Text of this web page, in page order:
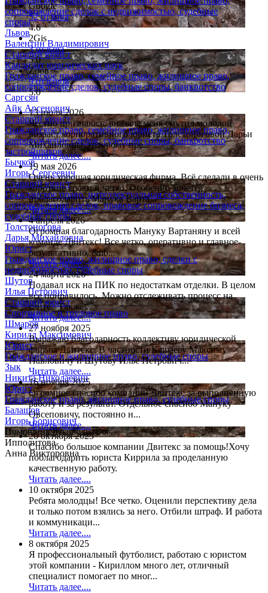
сопровождение сделок с недвижимостью, судебные
споры
Львов
Валентин Владимирович
Старший юрист
Кандидат юридических наук
Гражданское право, семейное право, жилищное право,
сопровождение сделок, судебные споры, банкротство
Саргсян
Айк Арсенович
Старший юрист
Гражданское право, семейное право, жилищное право,
сопровождение сделок, судебные споры, банкротство
застройщиков
Бычков
Игорь Сергеевич
Старший юрист
Гражданское право, интеллектуальная собственность,
сопровождение сделок, правовое сопровождение бизнеса,
судебные споры
Толстоногова
Дарья Михайловна
Юрист
Гражданское право, жилищное право, сделки с
недвижимостью, судебные споры
Шутов
Илья Петрович
Старший юрист
Спортивное и трудовое право
Шмаров
Кирилл Максимович
Юрист
Гражданское и жилищное право, судебные споры
Зык
Никита Николаевич
Юрист
Гражданское право, жилищное право, судебные споры
Балашов
Игорь Борисович
Помощник руководителя
Ипполитова
Анна Викторовна
Google
52 отзыва
4.6
2Gis
3 отзыва
5.0
Zoon
9 отзывов
5.0
13 июля 2026
Честно признаюсь, вначале меня смутил молодой
возраст корпоративного юриста Толстоноговой Дарьи
Михайловны, которому пре...
Читать далее....
19 мая 2026
Очень хорошая юридическая фирма. Всё сделали в очень
короткие сроки и чётко. Особенно хочется
поблагодарить Манука Варта...
Читать далее....
4 апреля 2026
Огромная благодарность Мануку Вартаняну и всей
команде Двитекс! Все четко, оперативно и главное-
результативно. &nb...
Читать далее....
24 марта 2026
Подавал иск на ПИК по недостаткам отделки. В целом
все понравилось. Можно отслеживать процесс на
сайте. Также...
Читать далее....
27 ноября 2025
Выражаю благодарность коллективу юридической
фирмы Двитекс. В частности Кашаеву Максиму
Павловичу и Шутову Илье Петрович...
Читать далее....
16 ноября 2025
Огромное спасибо компании Двитекс за выполненную
работу и за результат. Отдельное спасибо Мануку
Овсеповичу, постоянно н...
Читать далее....
20 октября 2025
Спасибо большое компании Двитекс за помощь!Хочу
поблагодарить юриста Киррила за проделанную
качественную работу.
Читать далее....
10 октября 2025
Ребята молодцы! Все четко. Оценили перспективу дела
и только потом взялись за него. Отбили штраф. И работа
и коммуникаци...
Читать далее....
8 октября 2025
Я профессиональный футболист, работаю с юристом
этой компании - Кириллом много лет, отличный
специалист помогает по мног...
Читать далее....